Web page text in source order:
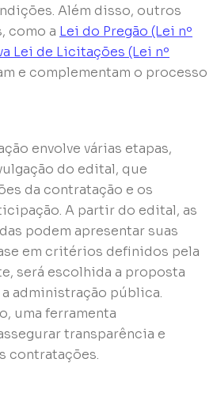
Além disso, outros
como a Lei do Pregão (Lei nº
Lei de Licitações (Lei nº
e complementam o processo
envolve várias etapas,
do edital, que
da contratação e os
A partir do edital, as
podem apresentar suas
em critérios definidos pela
será escolhida a proposta
administração pública.
uma ferramenta
transparência e
contratações.